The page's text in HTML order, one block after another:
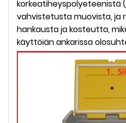
korkeatiheyspolyeteenistä
vahvistetusta muovista, ja
hankausta ja kosteutta,
käyttöiän ankarissa